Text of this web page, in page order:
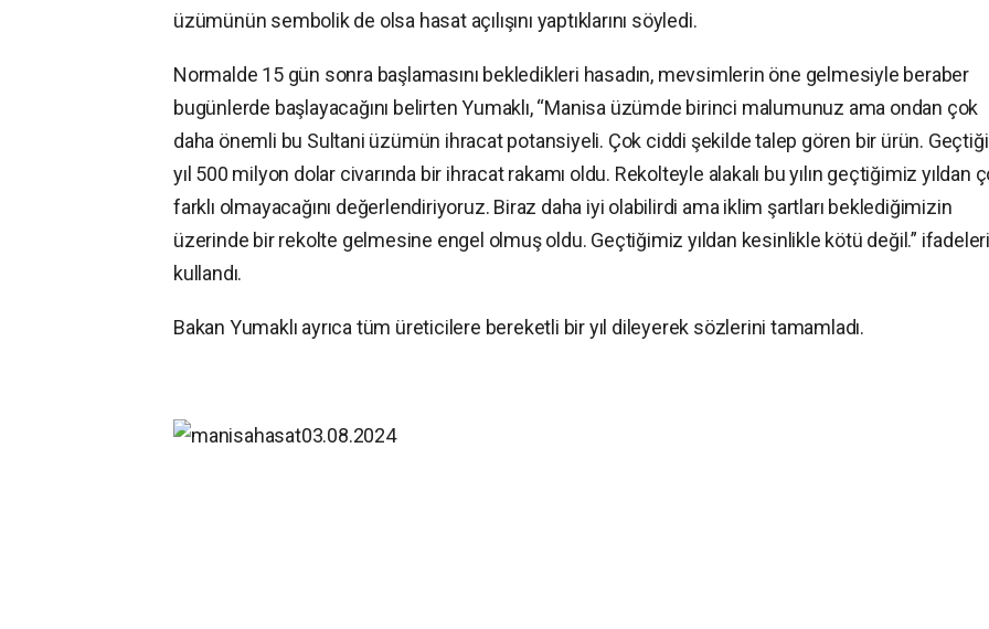
üzümünün sembolik de olsa hasat açılışını yaptıklarını söyledi.
Normalde 15 gün sonra başlamasını bekledikleri hasadın, mevsimlerin öne gelmesiyle beraber
bugünlerde başlayacağını belirten Yumaklı, “Manisa üzümde birinci malumunuz ama ondan çok
daha önemli bu Sultani üzümün ihracat potansiyeli. Çok ciddi şekilde talep gören bir ürün.
yıl 500 milyon dolar civarında bir ihracat rakamı oldu. Rekolteyle alakalı bu yılın geçtiğimiz yıldan
farklı olmayacağını değerlendiriyoruz. Biraz daha iyi olabilirdi ama iklim şartları beklediğimizin
üzerinde bir rekolte gelmesine engel olmuş oldu. Geçtiğimiz yıldan kesinlikle kötü değil.”
kullandı.
Bakan Yumaklı ayrıca tüm üreticilere bereketli bir yıl dileyerek sözlerini tamamladı.